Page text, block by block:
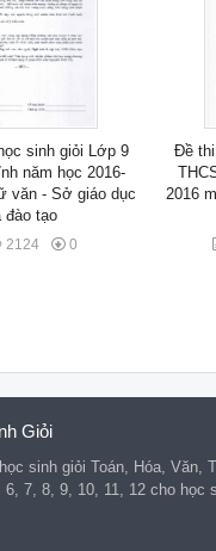
sinh giỏi Lớp 9
năm học 2016-
văn - Sở giáo dục
đào tạo
2124 0
Đề
2016
Giỏi
sinh giỏi Toán, Hóa, Văn,
6, 7, 8, 9, 10, 11, 12 cho học